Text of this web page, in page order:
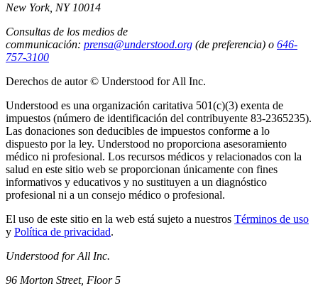
New York, NY 10014
Consultas de los medios de
communicación: prensa@understood.org (de preferencia) o 646-
757-3100
Derechos de autor © Understood for All Inc.
Understood es una organización caritativa 501(c)(3) exenta de
impuestos (número de identificación del contribuyente 83-2365235).
Las donaciones son deducibles de impuestos conforme a lo
dispuesto por la ley. Understood no proporciona asesoramiento
médico ni profesional. Los recursos médicos y relacionados con la
salud en este sitio web se proporcionan únicamente con fines
informativos y educativos y no sustituyen a un diagnóstico
profesional ni a un consejo médico o profesional.
El uso de este sitio en la web está sujeto a nuestros Términos de uso
y Política de privacidad.
Understood for All Inc.
96 Morton Street, Floor 5